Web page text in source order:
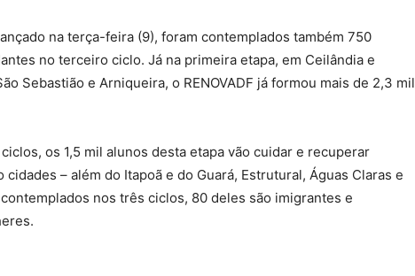
na terça-feira (9), foram contemplados também 750
no terceiro ciclo. Já na primeira etapa, em Ceilândia e
Sebastião e Arniqueira, o RENOVADF já formou mais de 2,3 mil
os 1,5 mil alunos desta etapa vão cuidar e recuperar
– além do Itapoã e do Guará, Estrutural, Águas Claras e
nos três ciclos, 80 deles são imigrantes e